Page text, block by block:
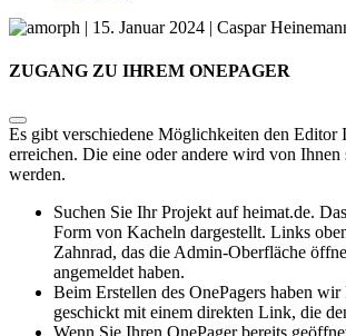
ZUGANG ZU IHREM ONEPAGER
Es gibt verschiedene Möglichkeiten den Editor
erreichen. Die eine oder andere wird von
werden.
Suchen Sie Ihr Projekt auf heimat.de.
Form von Kacheln dargestellt. Links
Zahnrad, das die Admin-Oberfläche
angemeldet haben.
Beim Erstellen des OnePagers haben
geschickt mit einem direkten Link, die
Wenn Sie Ihren OnePager bereits